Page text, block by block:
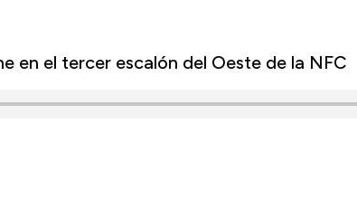
en el tercer escalón del Oeste de la NFC